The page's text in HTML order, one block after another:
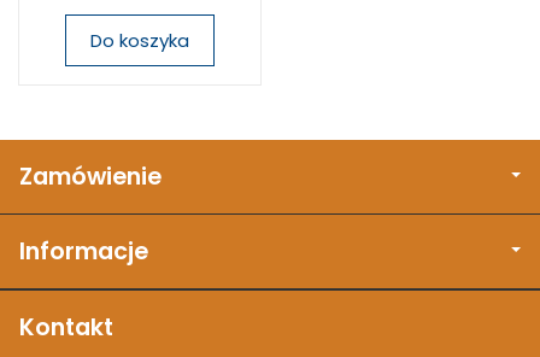
Do koszyka
Zamówienie
Informacje
Kontakt